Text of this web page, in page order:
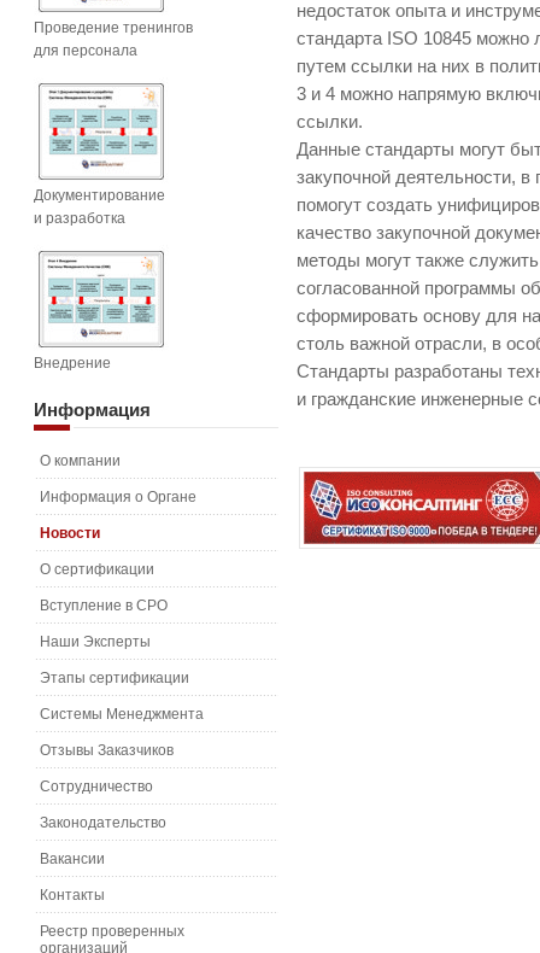
недостаток опыта и
стандарта ISO 10845 можно
путем ссылки на них в
3 и 4 можно напрямую
ссылки.
Данные стандарты могут
закупочной деятельности,
помогут создать
качество закупочной
методы могут также
согласованной программы
сформировать основу для
столь важной отрасли, в
Стандарты разработаны
и гражданские инженерные
Проведение тренингов
для персонала
Документирование
и разработка
Внедрение
Информация
О компании
Информация о Органе
Новости
О сертификации
Вступление в СРО
Наши Эксперты
Этапы сертификации
Системы Менеджмента
Отзывы Заказчиков
Сотрудничество
Законодательство
Вакансии
Контакты
Реестр проверенных
организаций